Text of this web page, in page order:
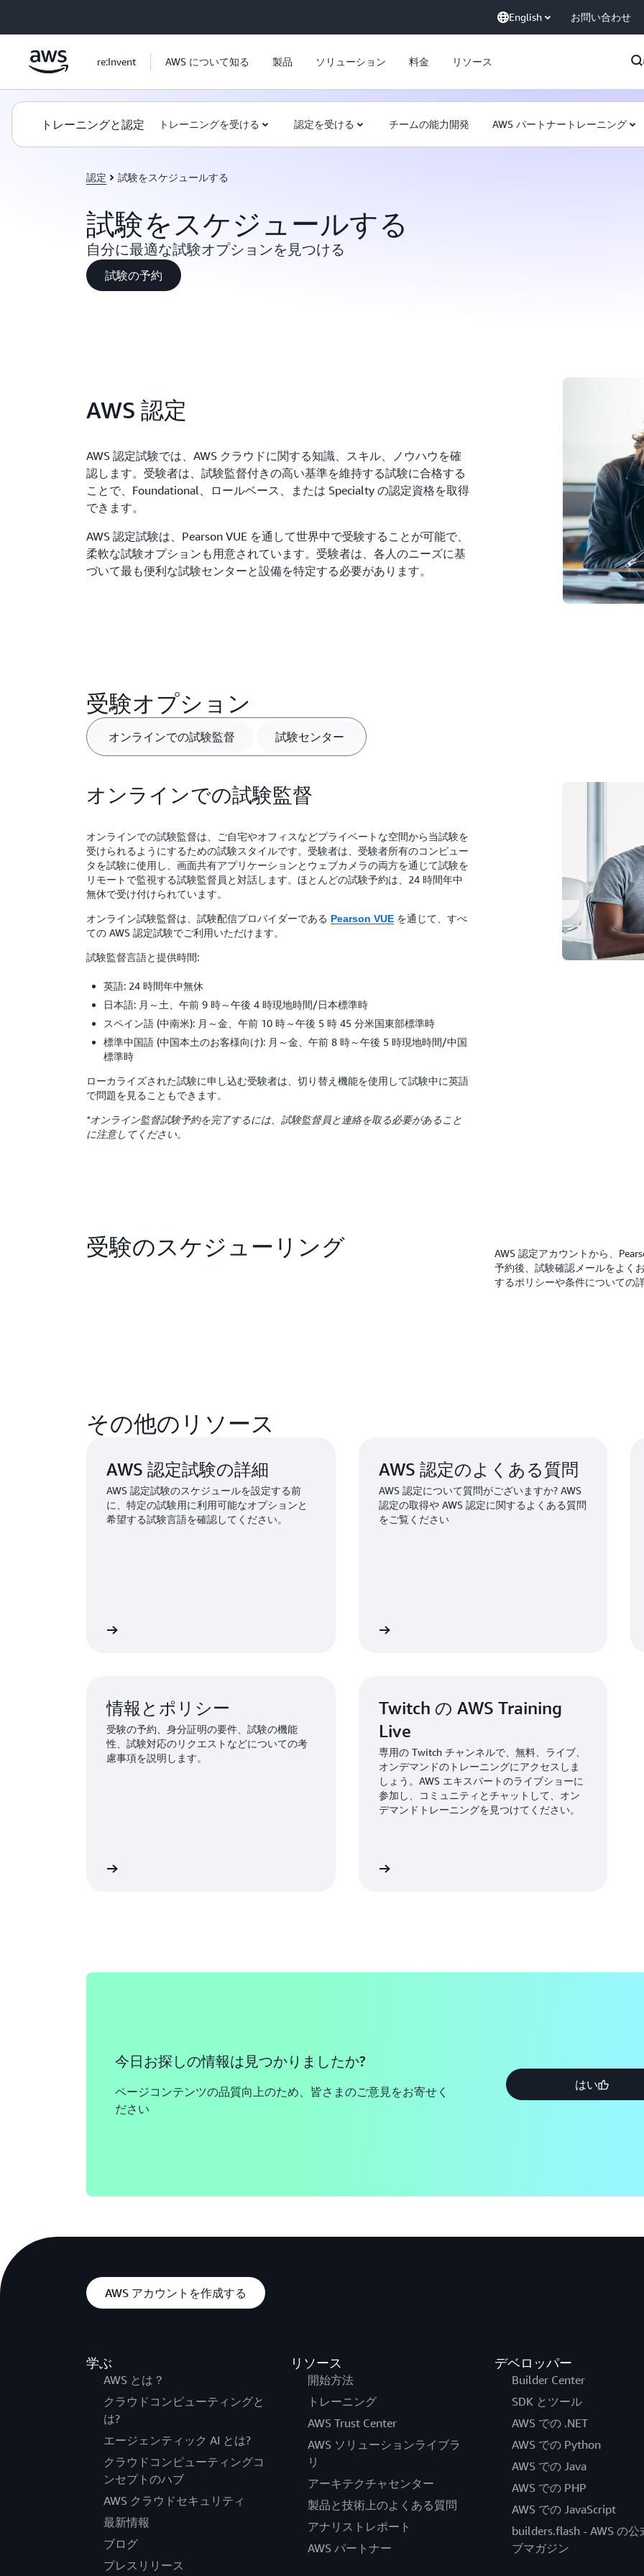
English お問い合わせ
re:Invent AWS について知る 製品 ソリューション 料金 リソース
トレーニングと認定 トレーニングを受ける 認定を受ける チームの能力開発 AWS パートナートレーニング
認定 試験をスケジュールする
試験をスケジュールする
自分に最適な試験オプションを見つける
試験の予約
AWS 認定
AWS 認定試験では、AWS クラウドに関する知識、スキル、ノウハウを確
認します。受験者は、試験監督付きの高い基準を維持する試験に合格する
ことで、Foundational、ロールベース、または Specialty の認定資格を取得
できます。
AWS 認定試験は、Pearson VUE を通して世界中で受験することが可能で、
柔軟な試験オプションも用意されています。受験者は、各人のニーズに基
づいて最も便利な試験センターと設備を特定する必要があります。
受験オプション
オンラインでの試験監督 試験センター
オンラインでの試験監督
オンラインでの試験監督は、ご自宅やオフィスなどプライベートな空間から当試験を
受けられるようにするための試験スタイルです。受験者は、受験者所有のコンピュー
タを試験に使用し、画面共有アプリケーションとウェブカメラの両方を通じて試験を
リモートで監視する試験監督員と対話します。ほとんどの試験予約は、24 時間年中
無休で受け付けられています。
オンライン試験監督は、試験配信プロバイダーである Pearson VUE を通じて、すべ
ての AWS 認定試験でご利用いただけます。
試験監督言語と提供時間:
英語: 24 時間年中無休
日本語: 月～土、午前 9 時～午後 4 時現地時間/日本標準時
スペイン語 (中南米): 月～金、午前 10 時～午後 5 時 45 分米国東部標準時
標準中国語 (中国本土のお客様向け): 月～金、午前 8 時～午後 5 時現地時間/中国
標準時
ローカライズされた試験に申し込む受験者は、切り替え機能を使用して試験中に英語
で問題を見ることもできます。
*オンライン監督試験予約を完了するには、試験監督員と連絡を取る必要があること
に注意してください。
受験のスケジューリング
AWS 認定アカウントから、
予約後、試験確認メールをよく
するポリシーや条件についての
その他のリソース
AWS 認定試験の詳細
AWS 認定試験のスケジュールを設定する前
に、特定の試験用に利用可能なオプションと
希望する試験言語を確認してください。
AWS 認定のよくある質問
AWS 認定について質問がございますか? AWS
認定の取得や AWS 認定に関するよくある質問
をご覧ください
情報とポリシー
受験の予約、身分証明の要件、試験の機能
性、試験対応のリクエストなどについての考
慮事項を説明します。
Twitch の AWS Training
Live
専用の Twitch チャンネルで、無料、ライブ、
オンデマンドのトレーニングにアクセスしま
しょう。AWS エキスパートのライブショーに
参加し、コミュニティとチャットして、オン
デマンドトレーニングを見つけてください。
今日お探しの情報は見つかりましたか?
ページコンテンツの品質向上のため、皆さまのご意見をお寄せく
ださい
はい
AWS アカウントを作成する
学ぶ
AWS とは？
クラウドコンピューティングと
は?
エージェンティック AI とは?
クラウドコンピューティングコ
ンセプトのハブ
AWS クラウドセキュリティ
最新情報
ブログ
プレスリリース
リソース
開始方法
トレーニング
AWS Trust Center
AWS ソリューションライブラ
リ
アーキテクチャセンター
製品と技術上のよくある質問
アナリストレポート
AWS パートナー
デベロッパー
Builder Center
SDK とツール
AWS での .NET
AWS での Python
AWS での Java
AWS での PHP
AWS での JavaScript
builders.flash - AWS の公
ブマガジン